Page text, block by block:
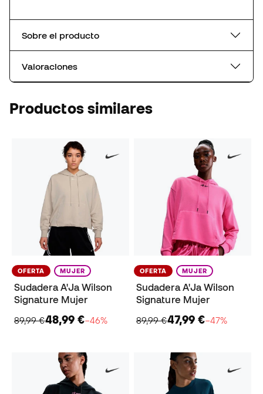
Sobre el producto
Valoraciones
Productos similares
OFERTA MUJER
Sudadera A'Ja Wilson
Signature Mujer
89,99 €48,99 €−46%
OFERTA MUJER
Sudadera A'Ja Wilson
Signature Mujer
89,99 €47,99 €−47%